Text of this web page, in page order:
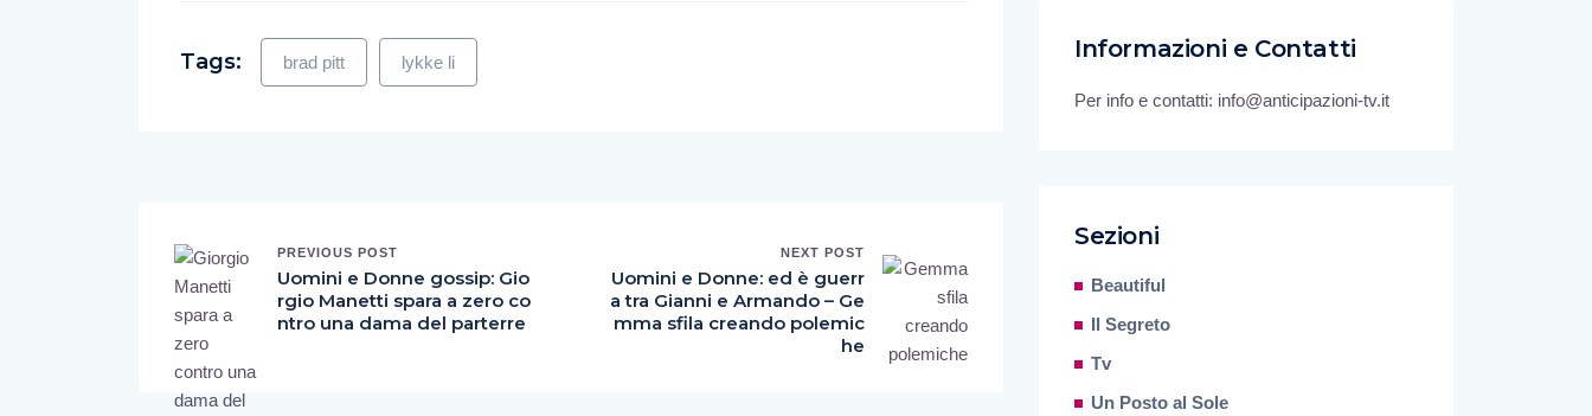
Tags: brad pitt lykke li
PREVIOUS POST
Uomini e Donne gossip: Gio
rgio Manetti spara a zero co
ntro una dama del parterre
NEXT POST
Uomini e Donne: ed è guerr
a tra Gianni e Armando – Ge
mma sfila creando polemic
he
Informazioni e Contatti
Per info e contatti: info@anticipazioni-tv.it
Sezioni
Beautiful
Il Segreto
Tv
Un Posto al Sole